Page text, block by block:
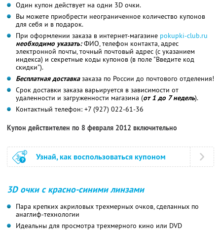
Один купон действует на одни 3D очки.
Вы можете приобрести неограниченное количество купонов
для себя и в подарок.
При оформлении заказа в интернет-магазине pokupki-club.ru
необходимо указать:ФИО, телефон контакта, адрес
электронной почты, точный почтовый адрес (с указанием
индекса) и секретные коды купонов (в поле "Введите код
скидки").
Бесплатная доставказаказа по России до почтового отделения!
Срок доставки заказа варьируется в зависимости от
удаленности и загруженности магазина (от 1 до 7 недель).
Контактный телефон: +7 (927) 022-61-36
Купон действителен по 8 февраля 2012 включительно
Узнай, как воспользоваться купоном
3D очки с красно-синими линзами
Пара крепких акриловых трехмерных очков, сделанных по
анаглиф-технологии
Идеальны для просмотра трехмерного кино или DVD